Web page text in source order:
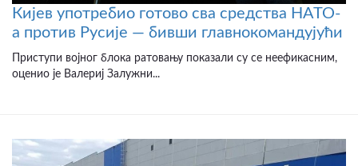
Кијев употребио готово сва средства НАТО-
а против Русије — бивши главнокомандујући
Приступи војног блока ратовању показали су се неефикасним,
оценио је Валериј Залужни...